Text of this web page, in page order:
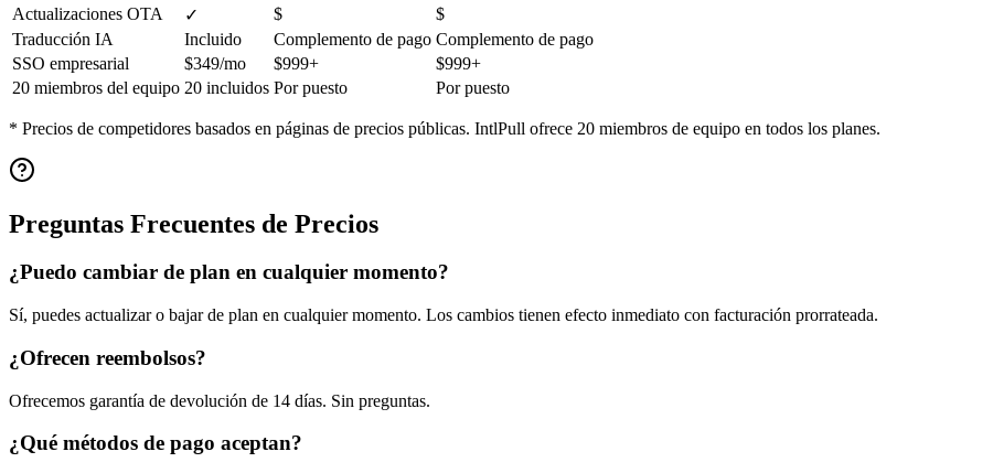
Actualizaciones OTA
✓ $
$
Traducción IA
Incluido Complemento de pago Complemento de pago
SSO empresarial
$349/mo $999+
$999+
20 miembros del equipo 20 incluidos Por puesto Por puesto
* Precios de competidores basados en páginas de precios públicas. IntlPull ofrece 20 miembros de equipo en todos los planes.
Preguntas Frecuentes de Precios
¿Puedo cambiar de plan en cualquier momento?
Sí, puedes actualizar o bajar de plan en cualquier momento. Los cambios tienen efecto inmediato con facturación prorrateada.
¿Ofrecen reembolsos?
Ofrecemos garantía de devolución de 14 días. Sin preguntas.
¿Qué métodos de pago aceptan?